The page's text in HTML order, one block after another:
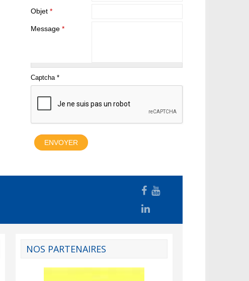
Objet *
Message *
NOS PARTENAIRES